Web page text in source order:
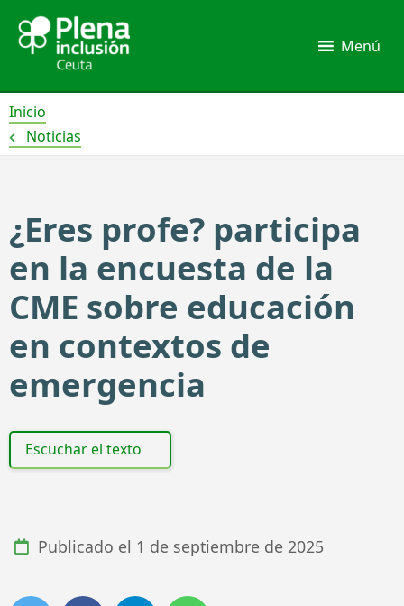
contenido
Menú
Inicio
Noticias
¿Eres profe? participa
en la encuesta de la
CME sobre educación
en contextos de
emergencia
Escuchar el texto
Publicado el 1 de septiembre de 2025